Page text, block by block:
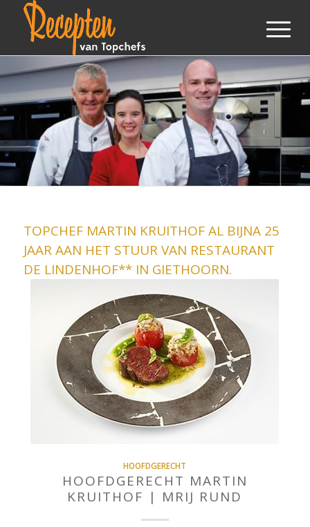
TOPCHEF MARTIN KRUITHOF AL BIJNA 25
JAAR AAN HET STUUR VAN RESTAURANT
DE LINDENHOF** IN GIETHOORN.
HOOFDGERECHT
HOOFDGERECHT MARTIN
KRUITHOF | MRIJ RUND